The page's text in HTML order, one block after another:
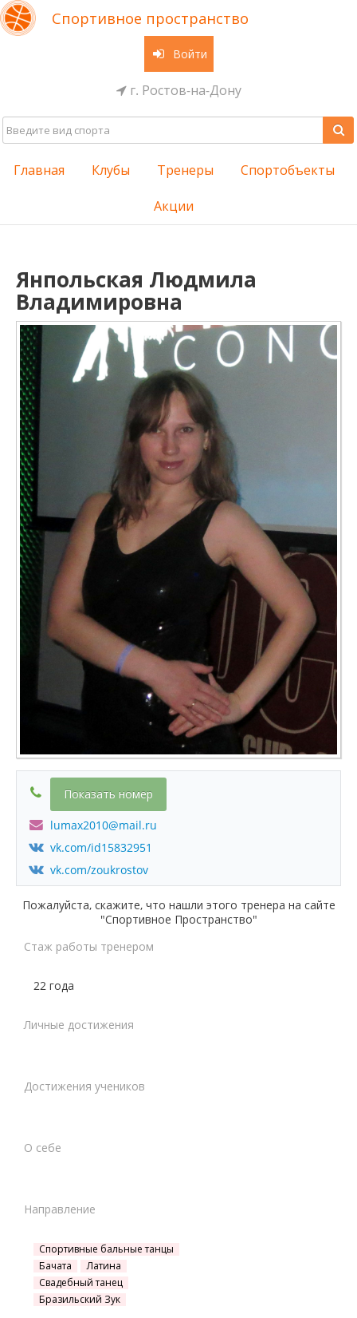
Спортивное пространство
Войти
г. Ростов-на-Дону
Главная Клубы Тренеры Спортобъекты
Акции
Янпольская Людмила
Владимировна
Показать номер
lumax2010@mail.ru
vk.com/id15832951
vk.com/zoukrostov
Пожалуйста, скажите, что нашли этого тренера на сайте
"Спортивное Пространство"
Стаж работы тренером
22 года
Личные достижения
Достижения учеников
О себе
Направление
Спортивные бальные танцы
Бачата
Латина
Свадебный танец
Бразильский Зук